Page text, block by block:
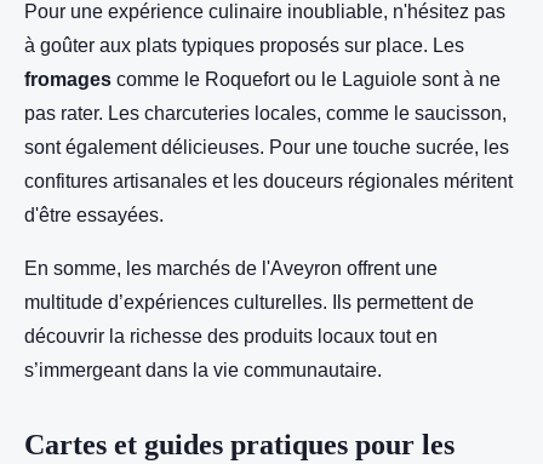
Pour une expérience culinaire inoubliable, n'hésitez pas
à goûter aux plats typiques proposés sur place. Les
fromages comme le Roquefort ou le Laguiole sont à ne
pas rater. Les charcuteries locales, comme le saucisson,
sont également délicieuses. Pour une touche sucrée, les
confitures artisanales et les douceurs régionales méritent
d'être essayées.
En somme, les marchés de l'Aveyron offrent une
multitude d’expériences culturelles. Ils permettent de
découvrir la richesse des produits locaux tout en
s’immergeant dans la vie communautaire.
Cartes et guides pratiques pour les